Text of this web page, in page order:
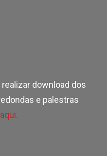
download dos
e palestras